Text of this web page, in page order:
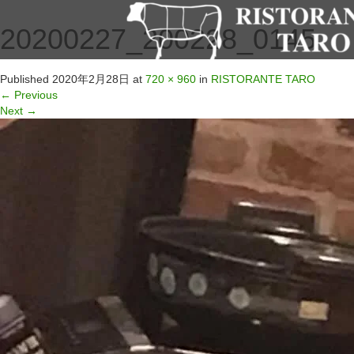
20200227_200228_0145
Published 2020年2月28日 at 720 × 960 in RISTORANTE TARO
← Previous
Next →